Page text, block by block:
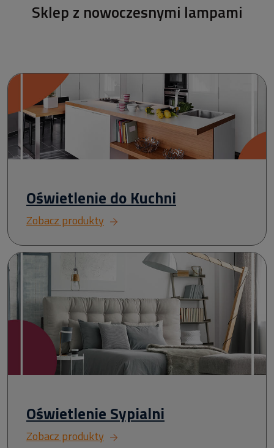
Sklep z nowoczesnymi lampami
Oświetlenie do Kuchni
Zobacz produkty
Oświetlenie Sypialni
Zobacz produkty